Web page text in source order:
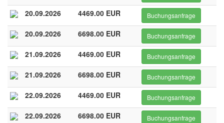
20.09.2026 4469.00 EUR Buchungsanfrage
20.09.2026 6698.00 EUR Buchungsanfrage
21.09.2026 4469.00 EUR Buchungsanfrage
21.09.2026 6698.00 EUR Buchungsanfrage
22.09.2026 4469.00 EUR Buchungsanfrage
22.09.2026 6698.00 EUR Buchungsanfrage